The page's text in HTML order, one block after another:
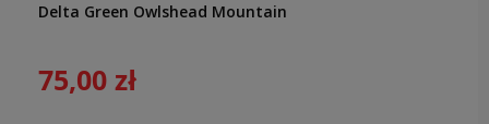
Delta Green Owlshead Mountain
75,00 zł